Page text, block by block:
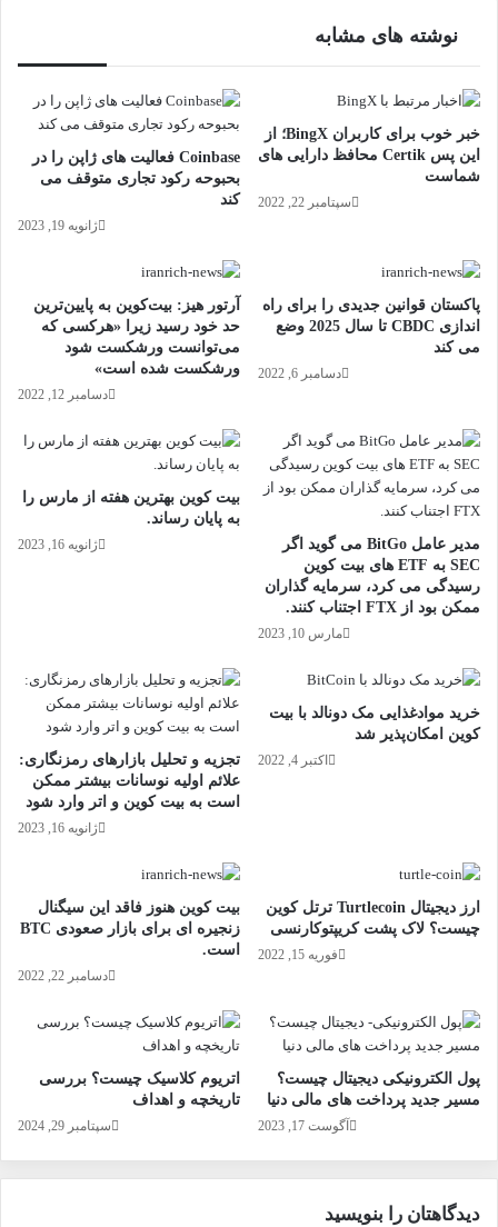
نوشته های مشابه
Coinbase فعالیت های ژاپن را در
بحبوحه رکود تجاری متوقف می
کند
ژانویه 19, 2023
خبر خوب برای کاربران BingX؛ از
این پس Certik محافظ دارایی های
شماست
سپتامبر 22, 2022
آرتور هیز: بیت‌کوین به پایین‌ترین
حد خود رسید زیرا «هرکسی که
می‌توانست ورشکست شود
ورشکست شده است»
دسامبر 12, 2022
پاکستان قوانین جدیدی را برای راه
اندازی CBDC تا سال 2025 وضع
می کند
دسامبر 6, 2022
بیت کوین بهترین هفته از مارس را
به پایان رساند.
ژانویه 16, 2023
مدیر عامل BitGo می گوید اگر
SEC به ETF های بیت کوین
رسیدگی می کرد، سرمایه گذاران
ممکن بود از FTX اجتناب کنند.
مارس 10, 2023
تجزیه و تحلیل بازارهای رمزنگاری:
علائم اولیه نوسانات بیشتر ممکن
است به بیت کوین و اتر وارد شود
ژانویه 16, 2023
خرید موادغذایی مک دونالد با بیت
کوین امکان‌پذیر شد
اکتبر 4, 2022
بیت کوین هنوز فاقد این سیگنال
زنجیره ای برای بازار صعودی BTC
است.
دسامبر 22, 2022
ارز دیجیتال Turtlecoin‌ ترتل کوین
چیست؟ لاک پشت کریپتوکارنسی
فوریه 15, 2022
اتریوم کلاسیک چیست؟ بررسی
تاریخچه و اهداف
سپتامبر 29, 2024
پول الکترونیکی دیجیتال چیست؟
مسیر جدید پرداخت های مالی دنیا
آگوست 17, 2023
دیدگاهتان را بنویسید